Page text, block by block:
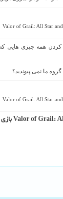
Valor of Grail: All Star
همه چیزی هایی که
ما نمی پیوندید؟
Valor of Grail: All Star